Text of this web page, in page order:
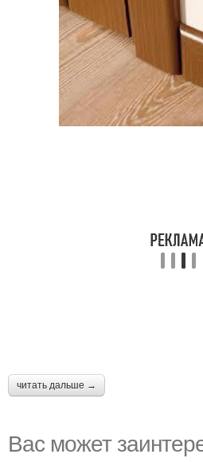
читать дальше →
Вас может